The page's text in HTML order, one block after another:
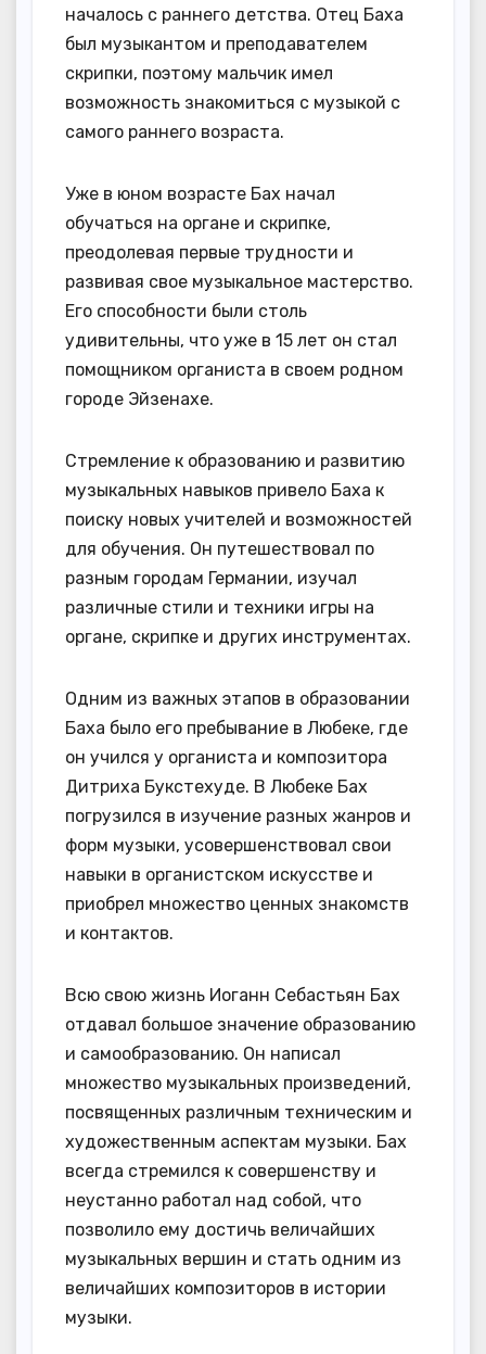
началось с раннего детства. Отец Баха
был музыкантом и преподавателем
скрипки, поэтому мальчик имел
возможность знакомиться с музыкой с
самого раннего возраста.
Уже в юном возрасте Бах начал
обучаться на органе и скрипке,
преодолевая первые трудности и
развивая свое музыкальное мастерство.
Его способности были столь
удивительны, что уже в 15 лет он стал
помощником органиста в своем родном
городе Эйзенахе.
Стремление к образованию и развитию
музыкальных навыков привело Баха к
поиску новых учителей и возможностей
для обучения. Он путешествовал по
разным городам Германии, изучал
различные стили и техники игры на
органе, скрипке и других инструментах.
Одним из важных этапов в образовании
Баха было его пребывание в Любеке, где
он учился у органиста и композитора
Дитриха Букстехуде. В Любеке Бах
погрузился в изучение разных жанров и
форм музыки, усовершенствовал свои
навыки в органистском искусстве и
приобрел множество ценных знакомств
и контактов.
Всю свою жизнь Иоганн Себастьян Бах
отдавал большое значение образованию
и самообразованию. Он написал
множество музыкальных произведений,
посвященных различным техническим и
художественным аспектам музыки. Бах
всегда стремился к совершенству и
неустанно работал над собой, что
позволило ему достичь величайших
музыкальных вершин и стать одним из
величайших композиторов в истории
музыки.